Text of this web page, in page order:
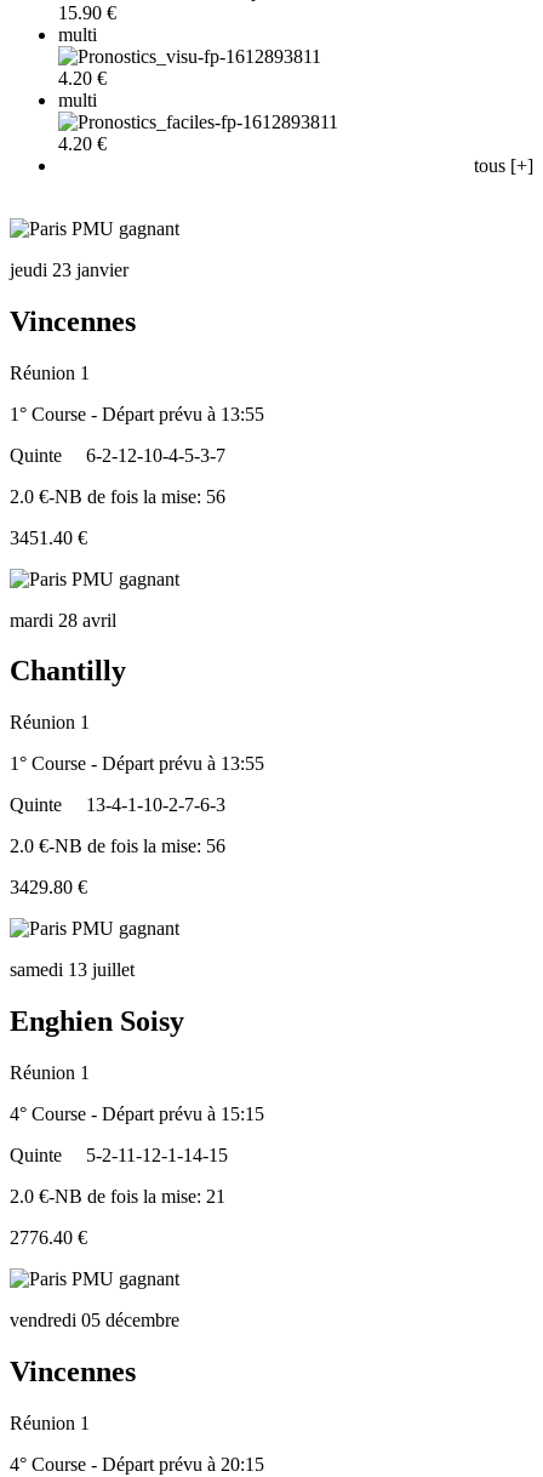
15.90 €
multi
4.20 €
multi
4.20 €
tous [+]
jeudi 23 janvier
Vincennes
Réunion 1
1° Course - Départ prévu à 13:55
Quinte
6-2-12-10-4-5-3-7
2.0 €-NB de fois la mise: 56
3451.40 €
mardi 28 avril
Chantilly
Réunion 1
1° Course - Départ prévu à 13:55
Quinte
13-4-1-10-2-7-6-3
2.0 €-NB de fois la mise: 56
3429.80 €
samedi 13 juillet
Enghien Soisy
Réunion 1
4° Course - Départ prévu à 15:15
Quinte
5-2-11-12-1-14-15
2.0 €-NB de fois la mise: 21
2776.40 €
vendredi 05 décembre
Vincennes
Réunion 1
4° Course - Départ prévu à 20:15